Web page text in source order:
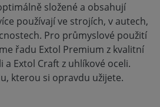
složené a obsahují
používají ve strojích, v autech,
Pro průmyslové použití
řadu Extol Premium z kvalitní
Extol Craft z uhlíkové oceli.
kterou si opravdu užijete.